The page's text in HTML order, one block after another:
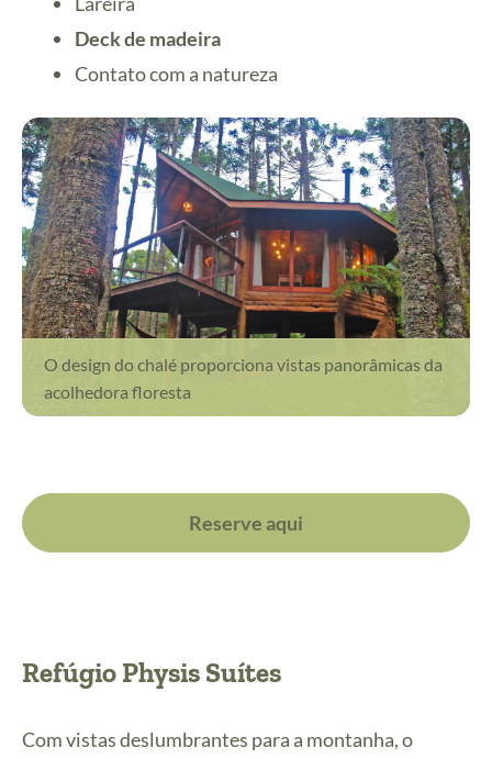
Deck de madeira
Contato com a natureza
O design do chalé proporciona vistas panorâmicas da
acolhedora floresta
Reserve aqui
Refúgio Physis Suítes
Com vistas deslumbrantes para a montanha, o